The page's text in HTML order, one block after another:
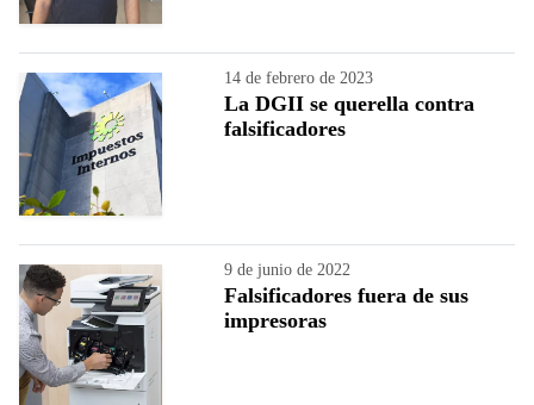
14 de febrero de 2023
La DGII se querella contra
falsificadores
9 de junio de 2022
Falsificadores fuera de sus
impresoras